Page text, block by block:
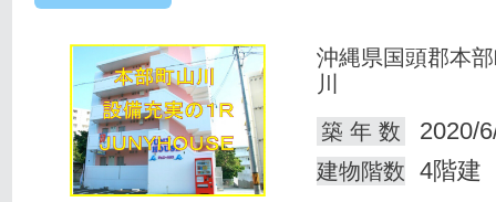
沖縄県国頭郡本
川
築 年 数
2020/
建物階数 4階建